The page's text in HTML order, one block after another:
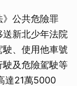
》公共危險罪
新北少年法院
、使用他車號
及危險駕駛等
達21萬5000